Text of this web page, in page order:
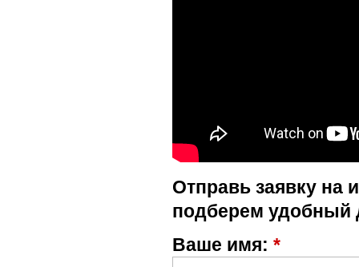
Отправь заявку на
подберем удобный
Ваше имя: *